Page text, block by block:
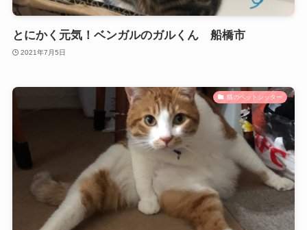
とにかく元気！ベンガルのガルくん 船橋市
2021年7月5日
猫のペットシッター